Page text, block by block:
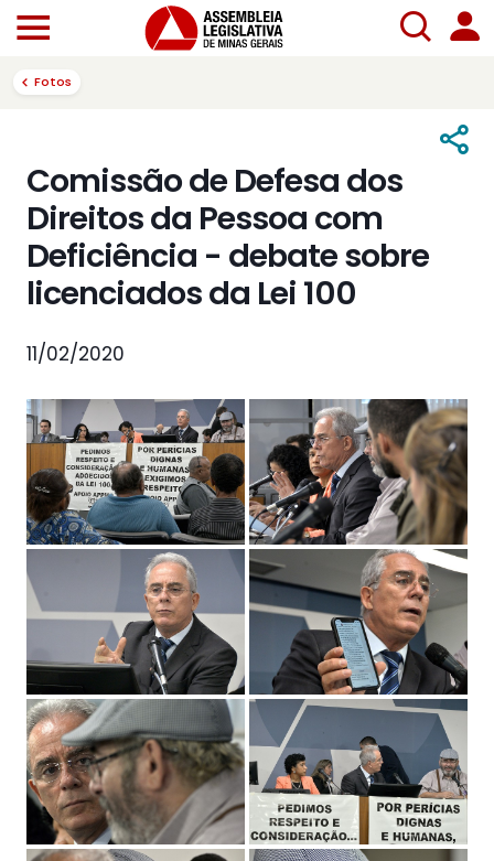
Fotos
Comissão de Defesa dos
Direitos da Pessoa com
Deficiência - debate sobre
licenciados da Lei 100
11/02/2020